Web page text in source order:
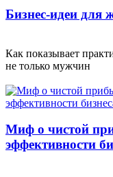
Бизнес-идеи для
Как показывает
не только мужчин
Миф о чистой
эффективности